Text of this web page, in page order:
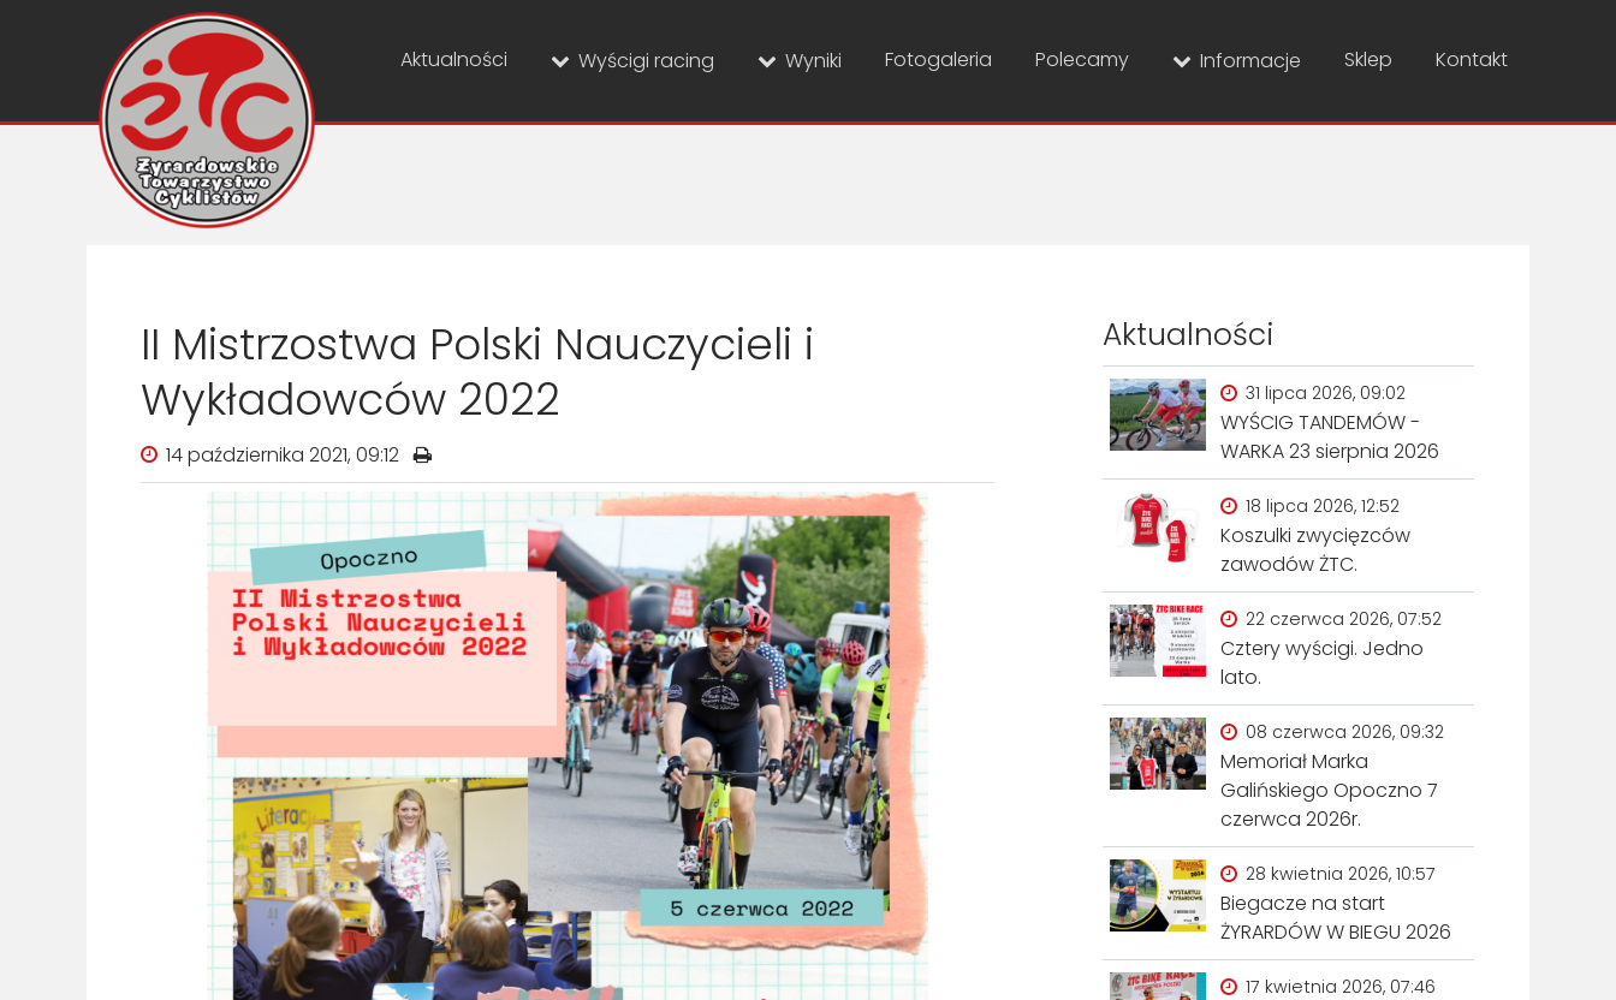
Aktualności Wyścigi racing Wyniki Fotogaleria Polecamy Informacje Sklep Kontakt
II Mistrzostwa Polski Nauczycieli i
Wykładowców 2022
14 października 2021, 09:12
Aktualności
31 lipca 2026, 09:02
WYŚCIG TANDEMÓW -
WARKA 23 sierpnia 2026
18 lipca 2026, 12:52
Koszulki zwycięzców
zawodów ŻTC.
22 czerwca 2026, 07:52
Cztery wyścigi. Jedno
lato.
08 czerwca 2026, 09:32
Memoriał Marka
Galińskiego Opoczno 7
czerwca 2026r.
28 kwietnia 2026, 10:57
Biegacze na start
ŻYRARDÓW W BIEGU 2026
17 kwietnia 2026, 07:46